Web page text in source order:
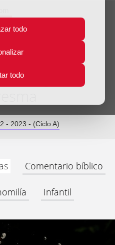
todo
todo
de
- 2023 - (Ciclo A)
Comentario bíblico
Infantil